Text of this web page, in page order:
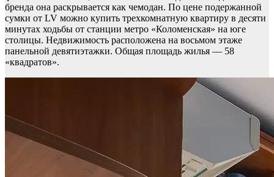
бренда она раскрывается как чемодан. По цене подержанной
сумки от LV можно купить трехкомнатную квартиру в десяти
минутах ходьбы от станции метро «Коломенская» на юге
столицы. Недвижимость расположена на восьмом этаже
панельной девятиэтажки. Общая площадь жилья — 58
«квадратов».